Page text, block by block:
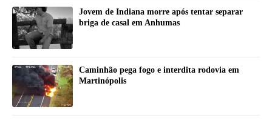
Jovem de Indiana morre após tentar separar
briga de casal em Anhumas
Caminhão pega fogo e interdita rodovia em
Martinópolis